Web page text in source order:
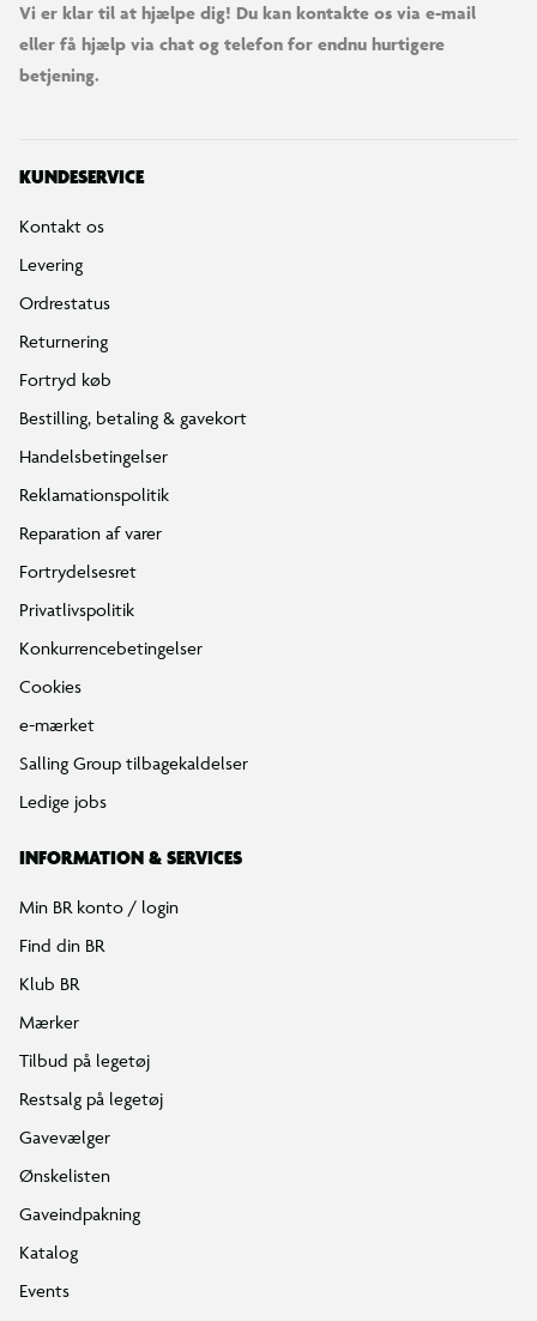
Vi er klar til at hjælpe dig! Du kan kontakte os via e-mail
eller få hjælp via chat og telefon for endnu hurtigere
betjening.
KUNDESERVICE
Kontakt os
Levering
Ordrestatus
Returnering
Fortryd køb
Bestilling, betaling & gavekort
Handelsbetingelser
Reklamationspolitik
Reparation af varer
Fortrydelsesret
Privatlivspolitik
Konkurrencebetingelser
Cookies
e-mærket
Salling Group tilbagekaldelser
Ledige jobs
INFORMATION & SERVICES
Min BR konto / login
Find din BR
Klub BR
Mærker
Tilbud på legetøj
Restsalg på legetøj
Gavevælger
Ønskelisten
Gaveindpakning
Katalog
Events